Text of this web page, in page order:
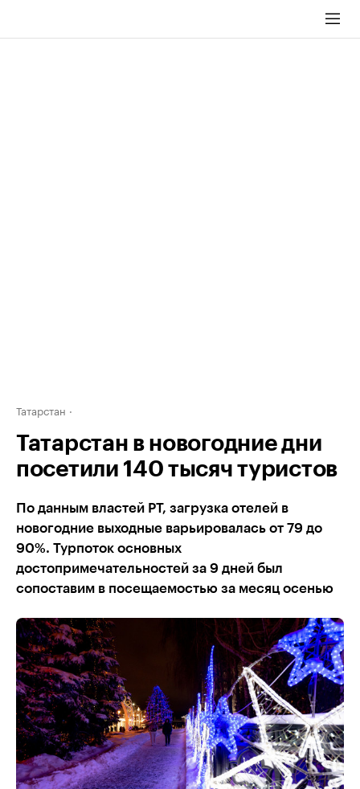
Татарстан
Татарстан в новогодние дни
посетили 140 тысяч туристов
По данным властей РТ, загрузка отелей в
новогодние выходные варьировалась от 79 до
90%. Турпоток основных
достопримечательностей за 9 дней был
сопоставим в посещаемостью за месяц осенью